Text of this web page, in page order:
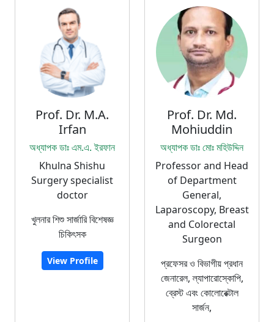
Prof. Dr. M.A.
Irfan
অধ্যাপক ডাঃ এম.এ. ইরফান
Khulna Shishu
Surgery specialist
doctor
খুলনার শিশু সার্জারি বিশেষজ্ঞ
চিকিৎসক
View Profile
Prof. Dr. Md.
Mohiuddin
অধ্যাপক ডাঃ মোঃ মহিউদ্দিন
Professor and Head
of Department
General,
Laparoscopy, Breast
and Colorectal
Surgeon
প্রফেসর ও বিভাগীয় প্রধান
জেনারেল, ল্যাপারোস্কোপি,
ব্রেস্ট এবং কোলোরেক্টাল
সার্জন,